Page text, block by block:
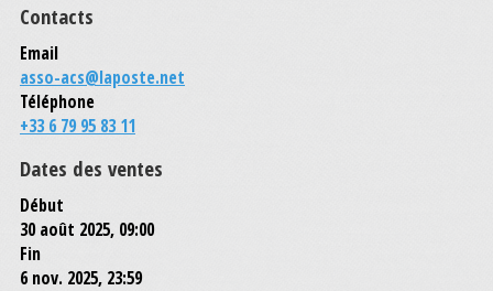
Contacts
Email
asso-acs@laposte.net
Téléphone
+33 6 79 95 83 11
Dates des ventes
Début
30 août 2025, 09:00
Fin
6 nov. 2025, 23:59